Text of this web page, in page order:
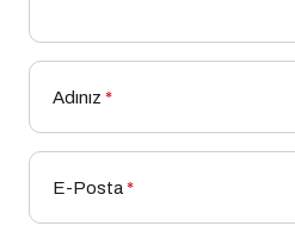
Adınız *
E-Posta*